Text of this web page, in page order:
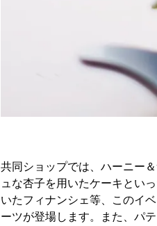
共同ショップでは、ハーニー
ュな杏子を用いたケーキとい
いたフィナンシェ等、このイ
ーツが登場します。また、パ